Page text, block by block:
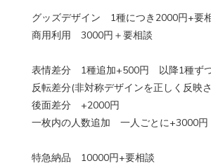
グッズデザイン 1種につき2000円+要
商用利用 3000円＋要相談
表情差分 1種追加+500円 以降1種ず
反転差分(非対称デザインを正しく反映
後面差分 +2000円
一枚内の人数追加 一人ごとに+3000円
特急納品 10000円+要相談